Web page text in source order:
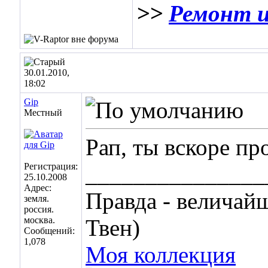
>> Ремонт
30.01.2010,
18:02
Gip
Местный
Регистрация:
25.10.2008
Адрес:
земля.
россия.
москва.
Сообщений:
1,078
Рап, ты вскоре
Правда -
Твен)
Моя коллекция